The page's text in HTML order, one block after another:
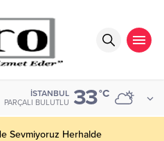
İSTANBUL
PARÇALI BULUTLU 33°C
Sevmiyoruz Herhalde